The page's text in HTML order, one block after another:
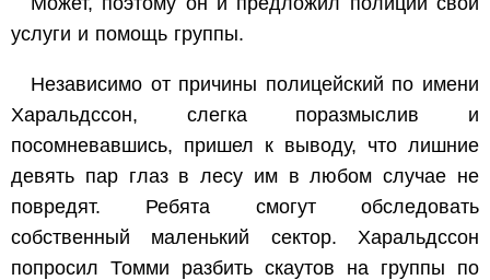
услуги и помощь группы.
Независимо от причины полицейский по имени
Харальдссон, слегка поразмыслив и
посомневавшись, пришел к выводу, что лишние
девять пар глаз в лесу им в любом случае не
повредят. Ребята смогут обследовать
собственный маленький сектор. Харальдссон
попросил Томми разбить скаутов на группы по